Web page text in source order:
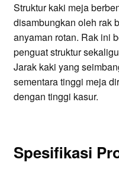
Struktur kaki meja
disambungkan oleh rak
anyaman rotan. Rak ini
penguat struktur
Jarak kaki yang
sementara tinggi meja
dengan tinggi kasur.
Spesifikasi